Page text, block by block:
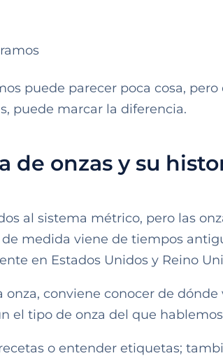
puede parecer poca cosa, pero
puede marcar la diferencia.
de onzas y su
al sistema métrico, pero las
medida viene de tiempos
en Estados Unidos y Reino
conviene conocer de dónde
el tipo de onza del que
o entender etiquetas;